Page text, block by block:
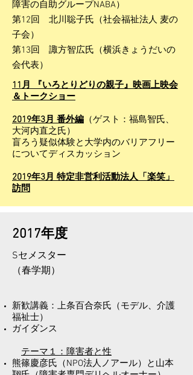
障害の自助グループNABA）
第12回 北川聡子氏（社会福祉法人 麦の
子会）
第13回 諏方智広氏（横浜きょうだいの
会代表）
11月 『いろとりどりの親子』映画上映会
＆トークショー
2019年3月 番外編 （ゲスト：福島智氏、
大河内直之氏）
盲ろう疑似体験と大学内のバリアフリー
についてディスカッション
2019年3月 特定非営利活動法人「楽笑」
訪問
​2017年度
Sセメスター
​（春学期）
新歓講義：上条百合奈氏（モデル、介護
福祉士）
ガイダンス
テーマ１：障害者と性
熊篠慶彦氏（NPO法人ノアール）と山本